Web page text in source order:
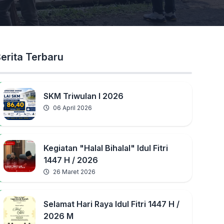
Terbaru
SKM Triwulan I 2026
06 April 2026
Kegiatan "Halal Bihalal" Idul Fitri
1447 H / 2026
26 Maret 2026
Selamat Hari Raya Idul Fitri 1447 H /
2026 M